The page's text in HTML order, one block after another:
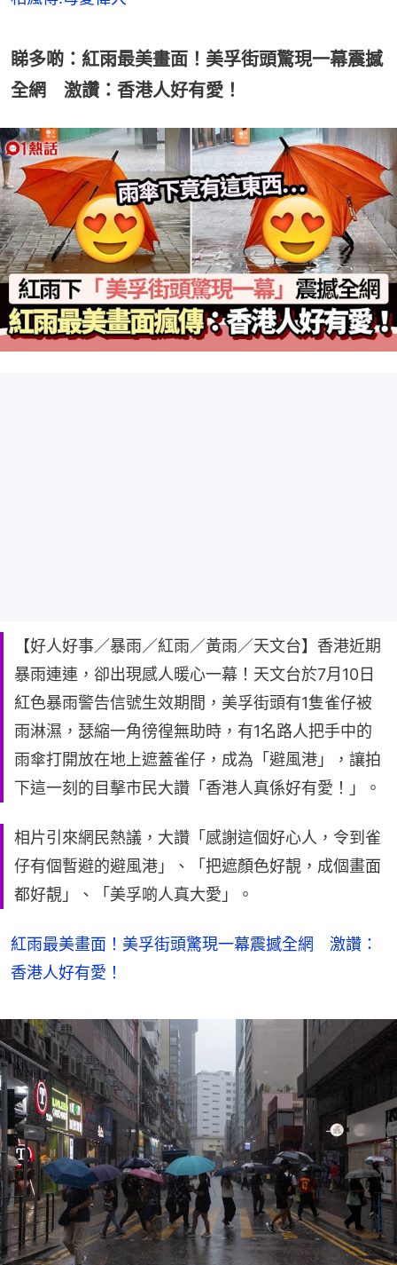
睇多啲：紅雨最美畫面！美孚街頭驚現一幕震撼
全網 激讚：香港人好有愛！
【好人好事／暴雨／紅雨／黃雨／天文台】香港近期
暴雨連連，卻出現感人暖心一幕！天文台於7月10日
紅色暴雨警告信號生效期間，美孚街頭有1隻雀仔被
雨淋濕，瑟縮一角徬徨無助時，有1名路人把手中的
雨傘打開放在地上遮蓋雀仔，成為「避風港」，讓拍
下這一刻的目擊市民大讚「香港人真係好有愛！」。
相片引來網民熱議，大讚「感謝這個好心人，令到雀
仔有個暫避的避風港」、「把遮顏色好靚，成個畫面
都好靚」、「美孚啲人真大愛」。
紅雨最美畫面！美孚街頭驚現一幕震撼全網 激讚：
香港人好有愛！